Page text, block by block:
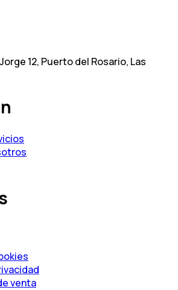
12, Puerto del Rosario, Las
venta